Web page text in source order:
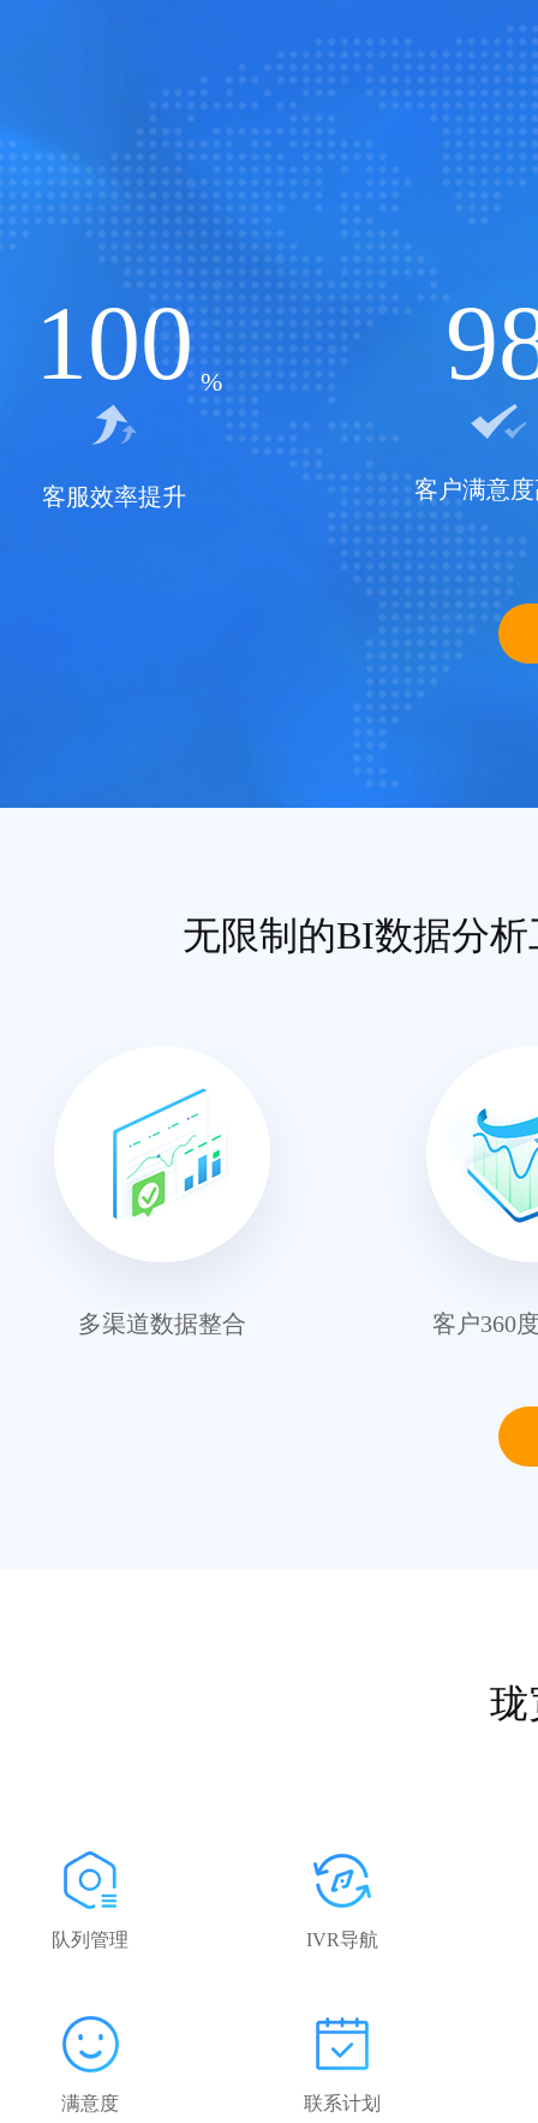
100
客服效率提升 客户满意
无限制的BI数据分
多渠道数据整合 客户360
珑
队列管理 IVR导航
满意度 联系计划